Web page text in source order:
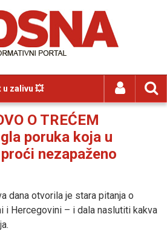
u zalivu 💥
O TREĆEM
poruka koja u
nezapaženo
dana otvorila je stara pitanja o
i Hercegovini – i dala naslutiti kakva